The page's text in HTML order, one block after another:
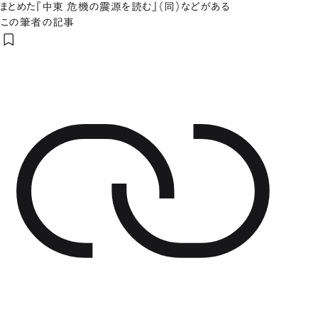
まとめた『中東 危機の震源を読む』（同）などがある
この筆者の記事